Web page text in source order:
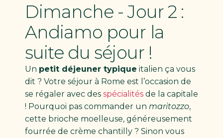
Dimanche - Jour 2 :
Andiamo pour la
suite du séjour !
Un petit déjeuner typique italien ça vous
dit ? Votre séjour à Rome est l’occasion de
se régaler avec des spécialitésde la capitale
! Pourquoi pas commander un maritozzo,
cette brioche moelleuse, généreusement
fourrée de crème chantilly ? Sinon vous